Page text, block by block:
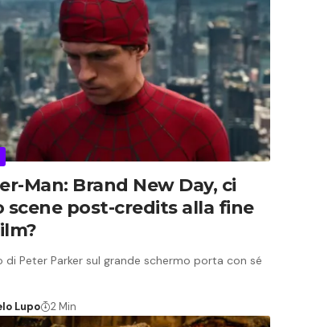
Man: Brand New Day, ci
scene post-credits alla fine
di Peter Parker sul grande schermo porta con sé
Lupo 2 Min